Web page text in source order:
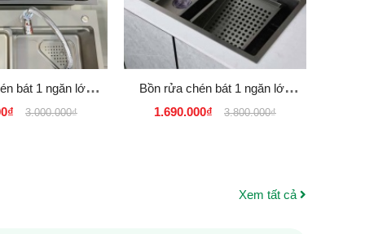
bát 1 ngăn lớn
Konox3.000.000₫
Bồn rửa chén bát 1 ngăn lớn
liền vòi KOREA Inox SUS 304
1.690.000₫ 3.800.000₫
Xem tất cả